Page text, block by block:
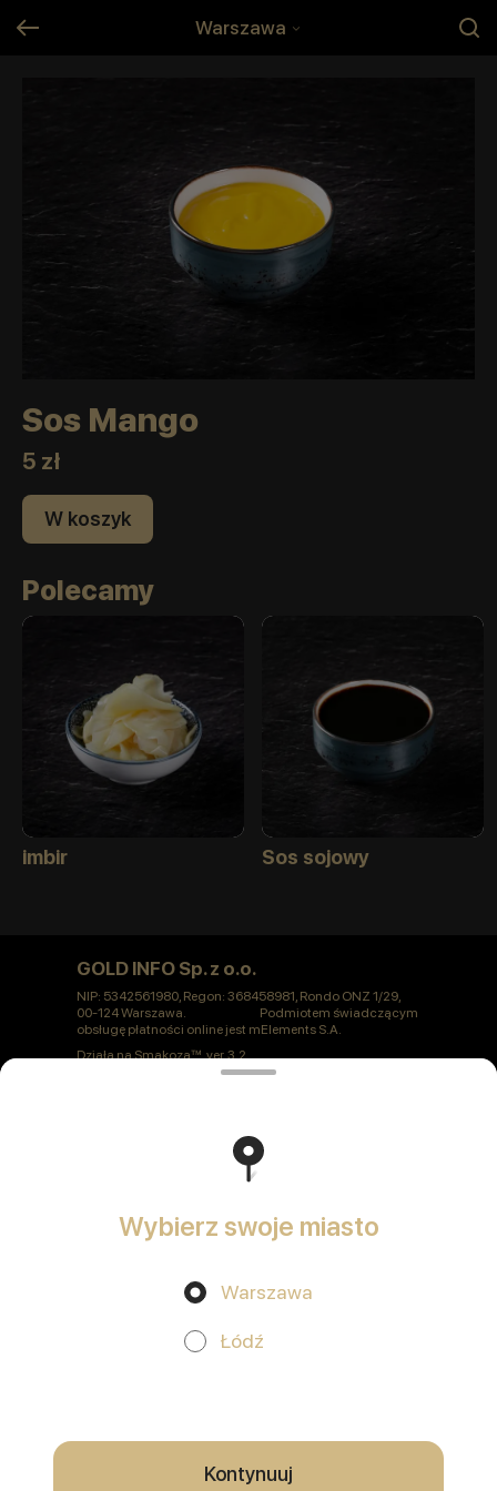
Warszawa
przetwarzanie plików cookie w Twojej przeglądarce oraz korzystanie z
usług analitycznych zgodnie z
Sos Mango
5 zł
W koszyk
Polecamy
imbir Sos sojowy
GOLD INFO Sp. z o.o.
NIP: 5342561980, Regon: 368458981, Rondo ONZ 1/29,
00-124 Warszawa. Podmiotem świadczącym
obsługę płatności online jest mElements S.A.
Działa naSmakozaver. 3.2
Polityka prywatności
Wybierz swoje miasto
Warszawa
Łódź